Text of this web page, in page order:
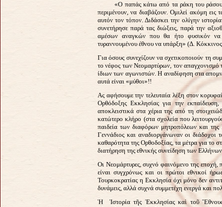
«Ο παπάς κάτω από τα ράκη του ράσου
περιμένουν, να διαβάζουν. Ομιλεί ακόμη
αυτόν τον τόπον. Διδάσκει την ολίγην
συνετήρησε παρά τας διώξεις, παρά την
αμέσων αναγκών που θα ήτο φυσικόν να
τυραννουμένου έθνου να υπάρξη» (Δ.
Για όσους συνεχίζουν να σχετικοποιούν τη
το νέφος των Νεομαρτύρων, τον
ίδιων των αγωνιστών. Η αναδίφηση στα
αυτά είναι «μύθοι»!!
Ας αφήσουμε την τελευταία λέξη στον
Ορθόδοξης Εκκλησίας για την
αποκλειστικά στα χέρια της από τη
κατώτερο κλήρο (στα σχολεία που
παιδεία των διαφόρων μητροπόλεων και
Γεννάδιος και αναδιοργάνωναν οι διάδοχοι
καθαρότητα της Ορθοδοξίας, τα μέτρα για το
διατήρηση της εθνικής συνείδηση των
Οι Νεομάρτυρες, συχνό φαινόμενο της εποχή,
είναι συγχρόνως και οι πρώτοι εθνικοί
Τουρκοκρατίας η Εκκλησία όχι μόνο δεν
δυνάμεις, αλλά συχνά συμμετέχη ενεργά και
Ἡ Ἱστορία τῆς Ἐκκλησίας καὶ τοῦ